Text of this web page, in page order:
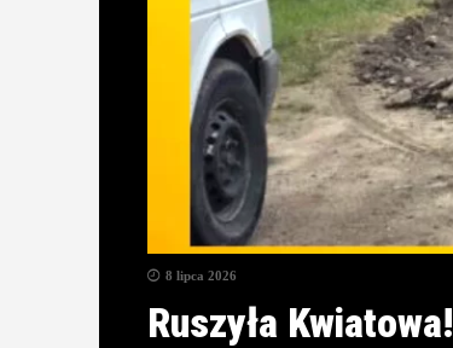
8 lipca 2026
Ruszyła